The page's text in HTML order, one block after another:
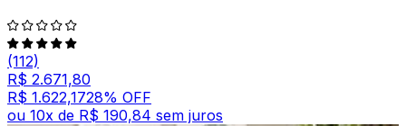
(112)
R$ 2.671,80
R$ 1.622,1728% OFF
ou 10x de R$ 190,84 sem juros